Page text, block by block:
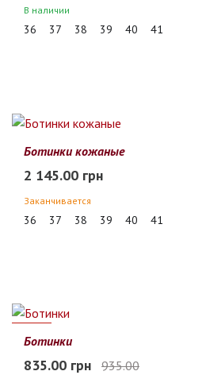
В наличии
36 37 38 39 40 41
Ботинки кожаные
2 145.00 грн
Заканчивается
36 37 38 39 40 41
11%
Ботинки
835.00 грн 935.00